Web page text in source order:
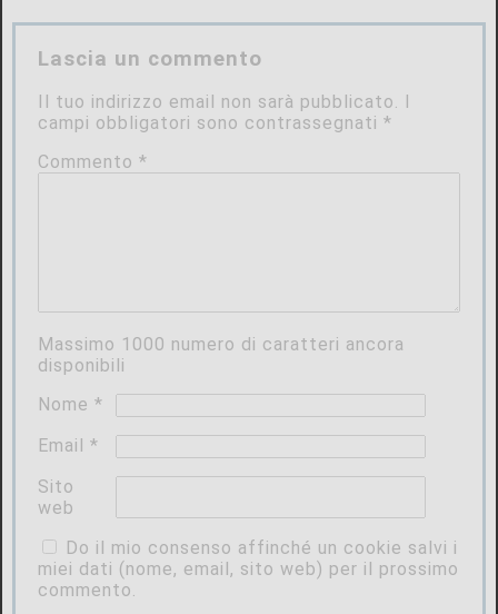
Lascia un commento
Il tuo indirizzo email non sarà pubblicato.
campi obbligatori sono contrassegnati*
Commento*
Massimo 1000 numero di caratteri ancora
disponibili
Nome*
Email*
Sito
web
Do il mio consenso affinché un cookie salvi i
miei dati (nome, email, sito web) per il prossimo
commento.